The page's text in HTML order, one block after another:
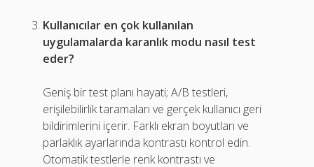
Kullanıcılar en çok kullanılan
uygulamalarda karanlık modu nasıl test
eder?
Geniş bir test planı hayati; A/B testleri,
erişilebilirlik taramaları ve gerçek kullanıcı geri
bildirimlerini içerir. Farklı ekran boyutları ve
parlaklık ayarlarında kontrastı kontrol edin.
Otomatik testlerle renk kontrastı ve